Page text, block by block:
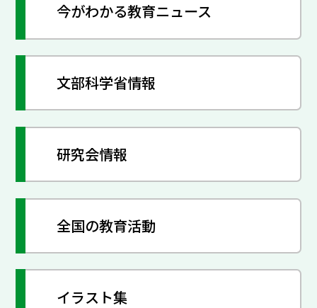
今がわかる教育ニュース
文部科学省情報
研究会情報
全国の教育活動
イラスト集